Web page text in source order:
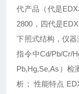
代产品（代是
2800，四代是
下照式结构，仪
指令中Cd/Pb/Cr/
Pb,Hg,Se,As）检
析； 性能特点